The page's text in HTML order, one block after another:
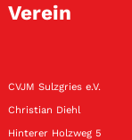
Verein
CVJM Sulzgries e.V.
Christian Diehl
Hinterer Holzweg 5